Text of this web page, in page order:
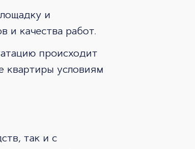
и
и качества работ.
происходит
квартиры условиям
так и с